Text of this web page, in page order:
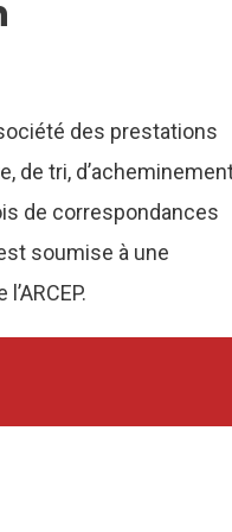
des prestations
de tri,
de correspondances
soumise à une